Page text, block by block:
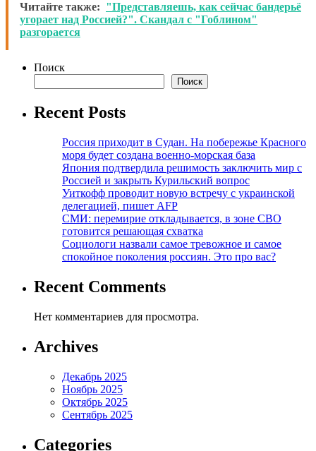
Читайте также: "Представляешь, как сейчас бандерьё
угорает над Россией?". Скандал с "Гоблином"
разгорается
Поиск
Поиск
Recent Posts
Россия приходит в Судан. На побережье Красного
моря будет создана военно-морская база
Япония подтвердила решимость заключить мир с
Россией и закрыть Курильский вопрос
Уиткофф проводит новую встречу с украинской
делегацией, пишет AFP
СМИ: перемирие откладывается, в зоне СВО
готовится решающая схватка
Социологи назвали самое тревожное и самое
спокойное поколения россиян. Это про вас?
Recent Comments
Нет комментариев для просмотра.
Archives
Декабрь 2025
Ноябрь 2025
Октябрь 2025
Сентябрь 2025
Categories